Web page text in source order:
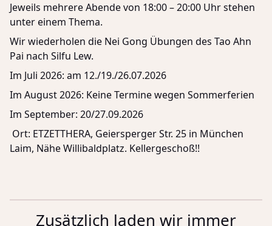
Jeweils mehrere Abende von 18:00 – 20:00 Uhr stehen
unter einem Thema.
Wir wiederholen die Nei Gong Übungen des Tao Ahn
Pai nach Silfu Lew.
Im Juli 2026: am 12./19./26.07.2026
Im August 2026: Keine Termine wegen Sommerferien
Im September: 20/27.09.2026
Ort: ETZETTHERA, Geiersperger Str. 25 in München
Laim, Nähe Willibaldplatz. Kellergeschoß!!
Zusätzlich laden wir immer